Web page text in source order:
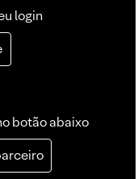
login
botão abaixo